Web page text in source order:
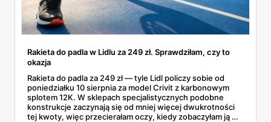
Rakieta do padla w Lidlu za 249 zł. Sprawdziłam, czy to
okazja
Rakieta do padla za 249 zł — tyle Lidl policzy sobie od
poniedziałku 10 sierpnia za model Crivit z karbonowym
splotem 12K. W sklepach specjalistycznych podobne
konstrukcje zaczynają się od mniej więcej dwukrotności
tej kwoty, więc przecierałam oczy, kiedy zobaczyłam ją w